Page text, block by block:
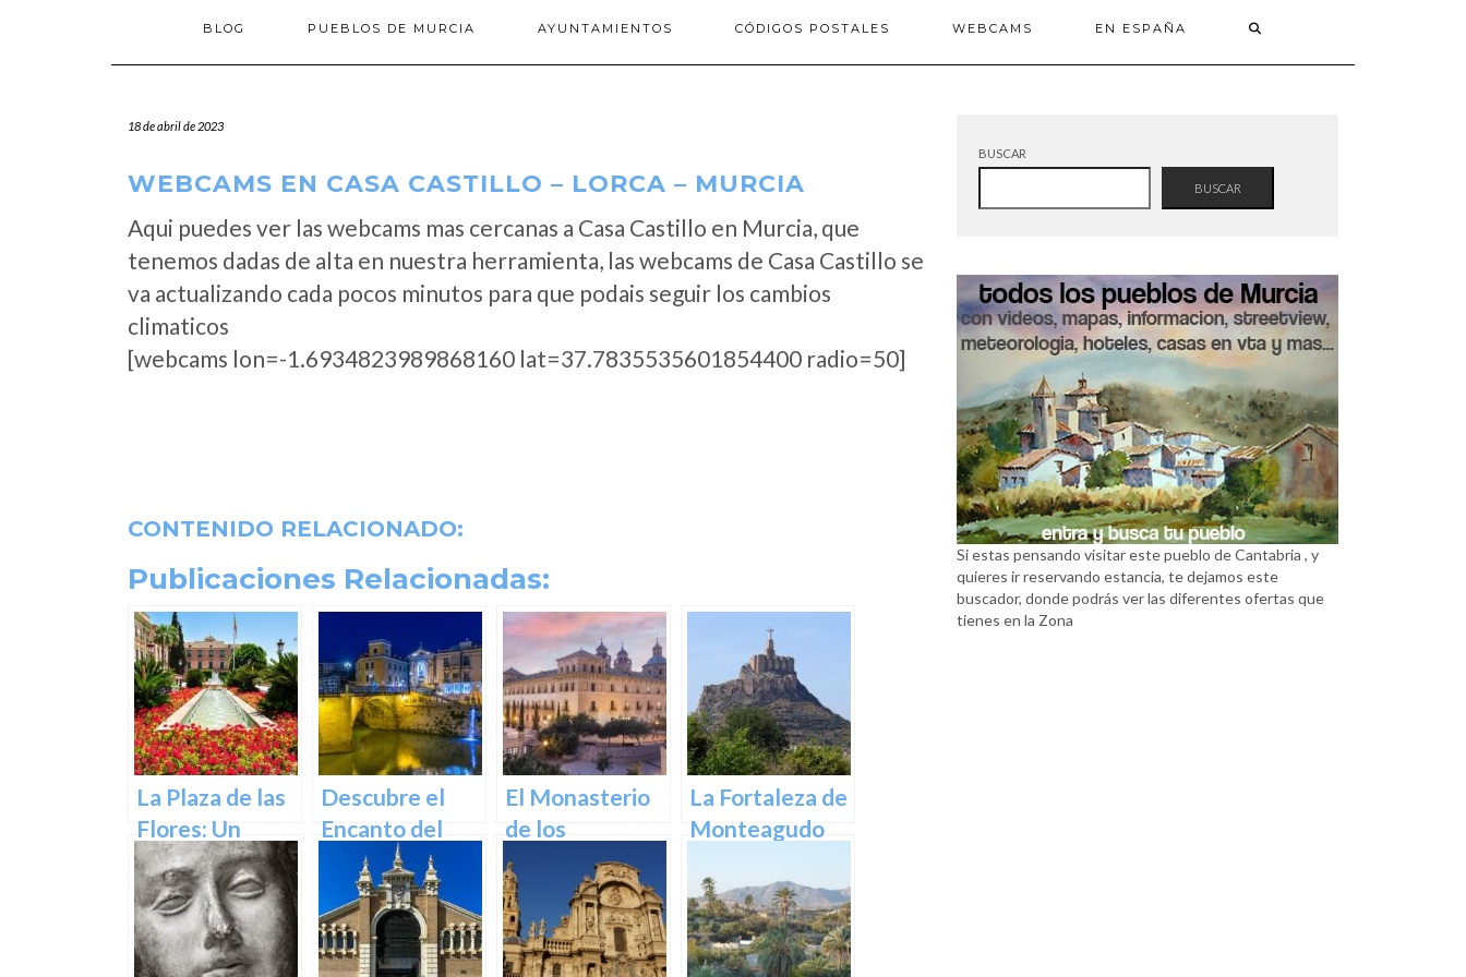
BLOG PUEBLOS DE MURCIA AYUNTAMIENTOS CÓDIGOS POSTALES WEBCAMS EN ESPAÑA
18 de abril de 2023
WEBCAMS EN CASA CASTILLO – LORCA – MURCIA
Aqui puedes ver las webcams mas cercanas a Casa Castillo en Murcia, que
tenemos dadas de alta en nuestra herramienta, las webcams de Casa Castillo se
va actualizando cada pocos minutos para que podais seguir los cambios
climaticos
[webcams lon=-1.6934823989868160 lat=37.7835535601854400 radio=50]
CONTENIDO RELACIONADO:
Publicaciones Relacionadas:
La Plaza de las
Flores: Un
Rincón de Color
en la Ciudad de
Murcia
Descubre el
Encanto del
Puente de los
Peligros en
Murcia: Un
Icono Histórico
El Monasterio
de los
Jerónimos en
Murcia: Un
tesoro
arquitectónico
La Fortaleza de
Monteagudo
BUSCAR
BUSCAR
Si estas pensando visitar este pueblo de Cantabria , y
quieres ir reservando estancia, te dejamos este
buscador, donde podrás ver las diferentes ofertas que
tienes en la Zona